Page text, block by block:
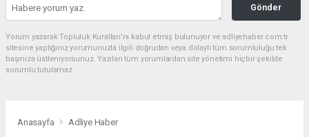
Gönder
Yorum yazarak Topluluk Kuralları’nı kabul etmiş bulunuyor ve adliyehaber.com.tr
sitesine yaptığınız yorumunuzla ilgili doğrudan veya dolaylı tüm sorumluluğu tek
başınıza üstleniyorsunuz. Yazılan tüm yorumlardan site yönetimi hiçbir şekilde
sorumlu tutulamaz.
Anasayfa Adliye Haber